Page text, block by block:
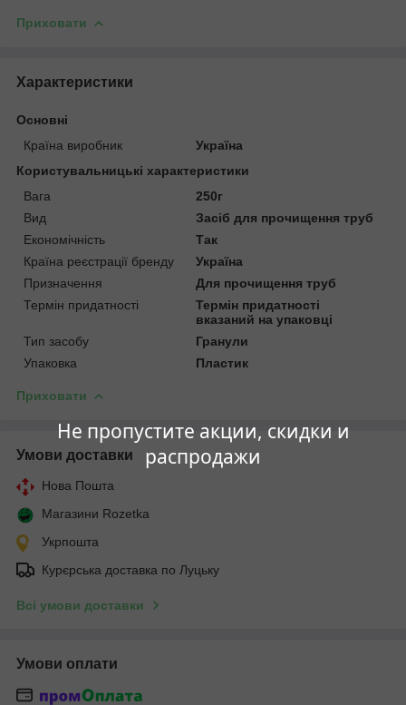
Не пропустите акции, скидки и
распродажи
Приховати
Характеристики
Основні
Країна виробник
Україна
Користувальницькі характеристики
Вага
250г
Вид
Засіб для прочищення труб
Економічність
Так
Країна реєстрації бренду
Україна
Призначення
Для прочищення труб
Термін придатності
Термін придатності
вказаний на упаковці
Тип засобу
Гранули
Упаковка
Пластик
Приховати
Умови доставки
Нова Пошта
Магазини Rozetka
Укрпошта
Курєрська доставка по Луцьку
Всі умови доставки
Умови оплати